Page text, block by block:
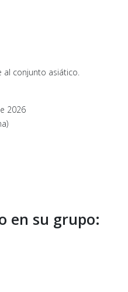
al conjunto asiático.
2026
en su grupo: